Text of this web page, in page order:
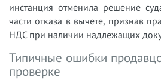
инстанция отменила решение
части отказа в вычете, признав
НДС при наличии надлежащих
Типичные ошибки
проверке